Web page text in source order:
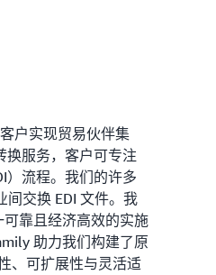
户实现贸易伙伴集
服务，客户可专注
）流程。我们的许多
间交换 EDI 文件。我
可靠且经济高效的实施
助力我们构建了原
、可扩展性与灵活适